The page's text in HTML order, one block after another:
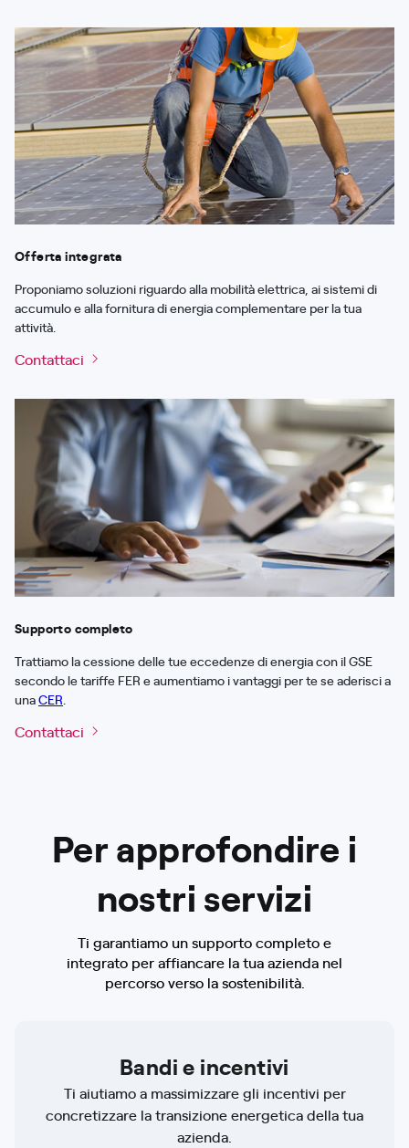
Offerta integrata
Proponiamo soluzioni riguardo alla mobilità elettrica, ai sistemi di
accumulo e alla fornitura di energia complementare per la tua
attività.
Contattaci
Supporto completo
Trattiamo la cessione delle tue eccedenze di energia con il GSE
secondo le tariffe FER e aumentiamo i vantaggi per te se aderisci a
unaCER.
Contattaci
Per approfondire i
nostri servizi
Ti garantiamo un supporto completo e
integrato per affiancare la tua azienda nel
percorso verso la sostenibilità.
Bandi e incentivi
Ti aiutiamo a massimizzare gli incentivi per
concretizzare la transizione energetica della tua
azienda.